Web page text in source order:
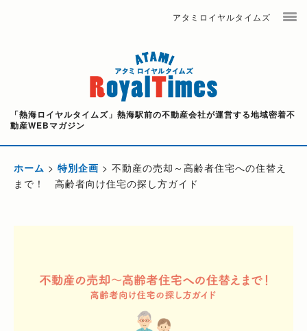
アタミロイヤルタイムズ
「熱海ロイヤルタイムズ」熱海駅前の不動産会社が運営する地域密着不
動産WEBマガジン
ホーム > 特別企画 > 不動産の売却～高齢者住宅への住替え
まで！ 高齢者向け住宅の探し方ガイド